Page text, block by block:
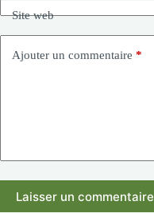
Site web
Ajouter un commentaire *
Laisser un commentaire